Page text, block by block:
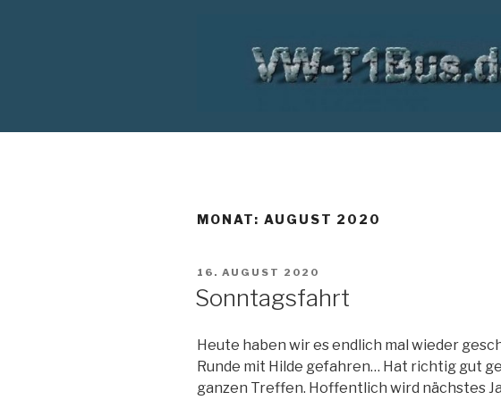
VW T1 BUS
MONAT: AUGUST 2020
VERÖFFENTLICHT
16. AUGUST 2020
Sonntagsfahrt
Heute haben wir es endlich mal wieder
Runde mit Hilde gefahren… Hat richtig gut
ganzen Treffen. Hoffentlich wird nächstes